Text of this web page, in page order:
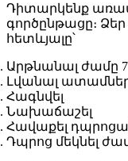
Դիտարկենք
գործընթացը։ Ձեր
հետևյալը՝
Արթնանալ ժամը
Լվանալ
Հագնվել
Նախաճաշել
Հավաքել
Դպրոց մեկնել